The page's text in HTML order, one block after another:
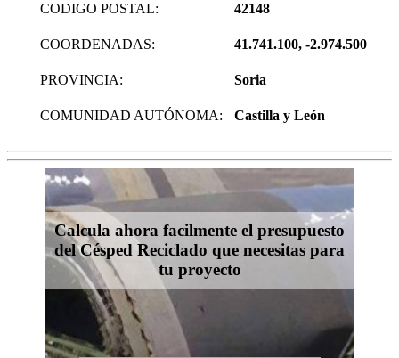
CODIGO POSTAL: 42148
COORDENADAS: 41.741.100, -2.974.500
PROVINCIA: Soria
COMUNIDAD AUTÓNOMA: Castilla y León
Calcula ahora facilmente el presupuesto
del Césped Reciclado que necesitas para
tu proyecto